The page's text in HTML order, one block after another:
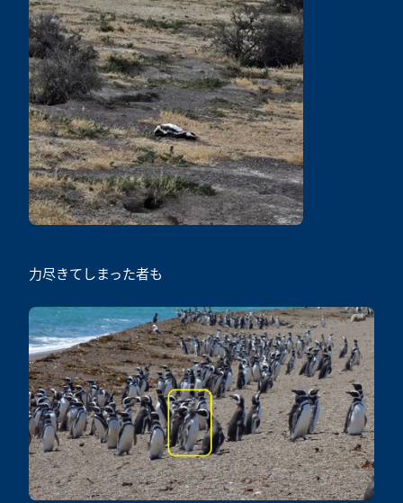
力尽きてしまった者も